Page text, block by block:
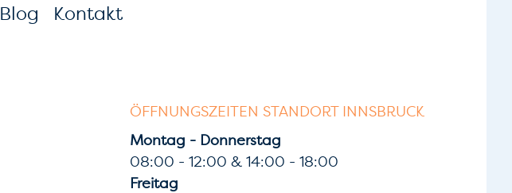
Blog Kontakt
ÖFFNUNGSZEITEN STANDORT INNSBRUCK
Montag - Donnerstag
08:00 - 12:00 & 14:00 - 18:00
Freitag